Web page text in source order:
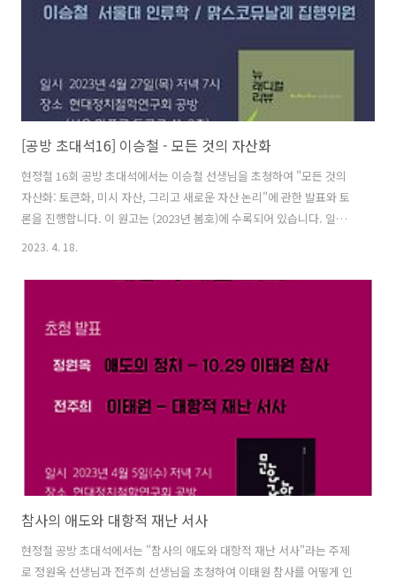
[공방 초대석16] 이승철 - 모든 것의 자산화
현정철 16회 공방 초대석에서는 이승철 선생님을 초청하여 "모든 것의
자산화: 토큰화, 미시 자산, 그리고 새로운 자산 논리"에 관한 발표와 토
론을 진행합니다. 이 원고는 (2023년 봄호)에 수록되어 있습니다. 일시:
2023년 4월 27일(목) 저녁 7시 - 9시 장소: 현대정치철학연구회 공방 (서
3333-11-6041114. 예금주 황재민) * 후원 회원은 무료로 참여하실 수
립니다. 신청 양식 https://forms.gle/WfxLm93UwV2qQbA87 문의:
2023. 4. 18.
참사의 애도와 대항적 재난 서사
현정철 공방 초대석에서는 "참사의 애도와 대항적 재난 서사"라는 주제
로 정원옥 선생님과 전주희 선생님을 초청하여 이태원 참사를 어떻게 인